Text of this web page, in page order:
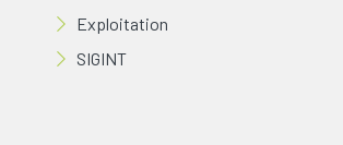
Exploitation
SIGINT